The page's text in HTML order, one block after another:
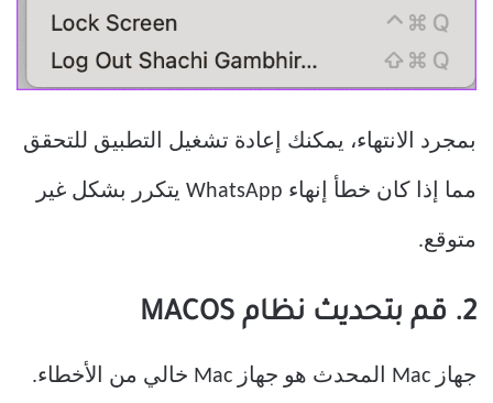
بمجرد الانتهاء، يمكنك إعادة تشغيل التطبيق للتحقق
مما إذا كان خطأ إنهاء WhatsApp يتكرر بشكل غير
متوقع.
2. قم بتحديث نظام MACOS
جهاز Mac المحدث هو جهاز Mac خالي من الأخطاء.